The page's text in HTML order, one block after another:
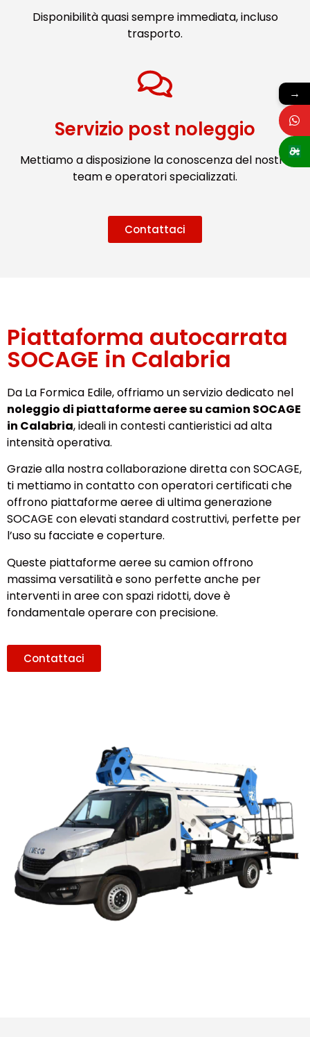
Disponibilità quasi sempre immediata, incluso
trasporto.
Servizio post noleggio
Mettiamo a disposizione la conoscenza del nostro
team e operatori specializzati.
Contattaci
Piattaforma autocarrata
SOCAGE in Calabria
Da La Formica Edile, offriamo un servizio dedicato nel
noleggio di piattaforme aeree su camion SOCAGE
in Calabria, ideali in contesti cantieristici ad alta
intensità operativa.
Grazie alla nostra collaborazione diretta con SOCAGE,
ti mettiamo in contatto con operatori certificati che
offrono piattaforme aeree di ultima generazione
SOCAGE con elevati standard costruttivi, perfette per
l’uso su facciate e coperture.
Queste piattaforme aeree su camion offrono
massima versatilità e sono perfette anche per
interventi in aree con spazi ridotti, dove è
fondamentale operare con precisione.
Contattaci
→